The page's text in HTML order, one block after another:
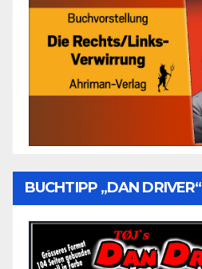
BUCHTIPP „DAN DRIVER“